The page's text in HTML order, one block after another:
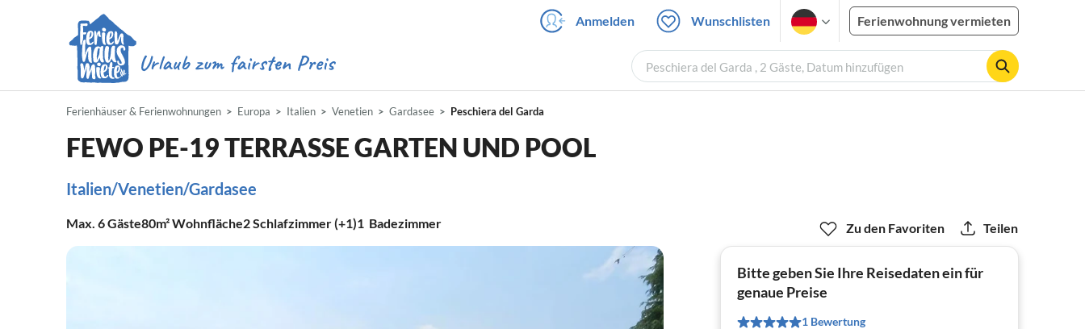
Anmelden Wunschlisten Ferienwohnung vermieten
Peschiera del Garda , 2 Gäste, Datum hinzufügen
Ferienhäuser & Ferienwohnungen Europa Italien Venetien Gardasee Peschiera del Garda
FEWO PE-19 TERRASSE GARTEN UND POOL
Italien/Venetien/Gardasee
Max. 6Gäste80m²Wohnfläche2Schlafzimmer (+1)1 Badezimmer Zu den Favoriten Teilen
Bitte geben Sie Ihre Reisedaten ein für
genaue Preise
1 Bewertung